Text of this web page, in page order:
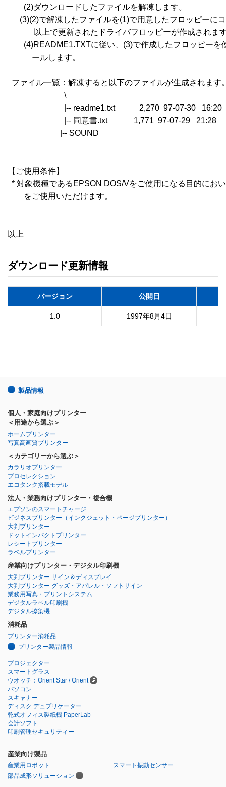
(2)ダウンロードしたファイルを解凍します。
　(3)(2)で解凍したファイルを(1)で用意したフロッピーに
以上で更新されたドライバフロッピーが作成されま
(4)README1.TXTに従い、(3)で作成したフロッピーを
ールします。
ファイル一覧：解凍すると以下のファイルが生成されます
\
|-- readme1.txt            2,270  97-07-
|-- 同意書.txt             1,771  97-07-29
|-- SOUND
【ご使用条件】
* 対象機種であるEPSON DOS/Vをご使用になる目的にお
をご使用いただけます。
以上
ダウンロード更新情報
バージョン 公開日
1.0 1997年8月4日
製品情報
個人・家庭向けプリンター
＜用途から選ぶ＞
ホームプリンター
写真高画質プリンター
＜カテゴリーから選ぶ＞
カラリオプリンター
プロセレクション
エコタンク搭載モデル
法人・業務向けプリンター・複合機
エプソンのスマートチャージ
ビジネスプリンター （インクジェット・ページプリンター）
大判プリンター
ドットインパクトプリンター
レシートプリンター
ラベルプリンター
産業向けプリンター・デジタル印刷機
大判プリンター サイン＆ディスプレイ
大判プリンター グッズ・アパレル・ソフトサイン
業務用写真・プリントシステム
デジタルラベル印刷機
デジタル捺染機
消耗品
プリンター消耗品
プリンター製品情報
プロジェクター
スマートグラス
ウオッチ：Orient Star / Orient
パソコン
スキャナー
ディスク デュプリケーター
乾式オフィス製紙機 PaperLab
会計ソフト
印刷管理セキュリティー
産業向け製品
産業用ロボット
スマート振動センサー
部品成形ソリューション